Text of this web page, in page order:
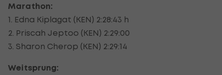
Marathon:
1. Edna Kiplagat (KEN) 2:28:43 h
2. Priscah Jeptoo (KEN) 2:29:00
3. Sharon Cherop (KEN) 2:29:14
Weitsprung: